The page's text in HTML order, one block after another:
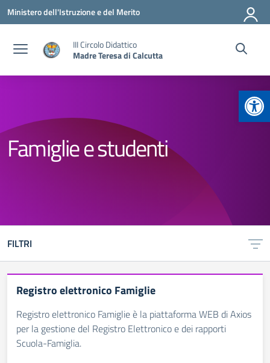
Vai ai contenuti
Vai al menu di navigazione
Vai al footer
Ministero dell'Istruzione e del Merito
III Circolo Didattico
Madre Teresa di Calcutta
Famiglie e studenti
FILTRI
Registro elettronico Famiglie
Registro elettronico Famiglie è la piattaforma WEB di Axios
per la gestione del Registro Elettronico e dei rapporti
Scuola-Famiglia.